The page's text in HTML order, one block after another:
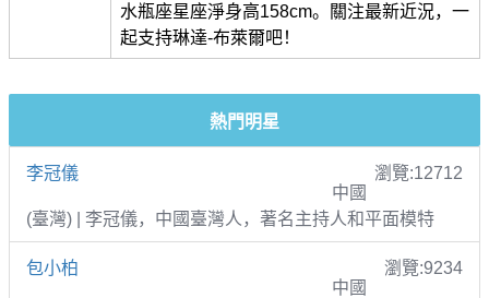
水瓶座星座淨身高158cm。關注最新近況，一
起支持琳達-布萊爾吧！
熱門明星
李冠儀
瀏覽:12712
中國
(臺灣) | 李冠儀，中國臺灣人，著名主持人和平面模特
包小柏
瀏覽:9234
中國